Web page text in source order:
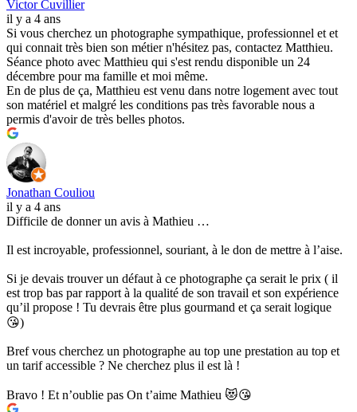
Victor Cuvillier
il y a 4 ans
Si vous cherchez un photographe sympathique, professionnel et et
qui connait très bien son métier n'hésitez pas, contactez Matthieu.
Séance photo avec Matthieu qui s'est rendu disponible un 24
décembre pour ma famille et moi même.
En de plus de ça, Matthieu est venu dans notre logement avec tout
son matériel et malgré les conditions pas très favorable nous a
permis d'avoir de très belles photos.
Jonathan Couliou
il y a 4 ans
Difficile de donner un avis à Mathieu …
Il est incroyable, professionnel, souriant, à le don de mettre à l’aise.
Si je devais trouver un défaut à ce photographe ça serait le prix ( il
est trop bas par rapport à la qualité de son travail et son expérience
qu’il propose ! Tu devrais être plus gourmand et ça serait logique
😘)
Bref vous cherchez un photographe au top une prestation au top et
un tarif accessible ? Ne cherchez plus il est là !
Bravo ! Et n’oublie pas On t’aime Mathieu 😻😘